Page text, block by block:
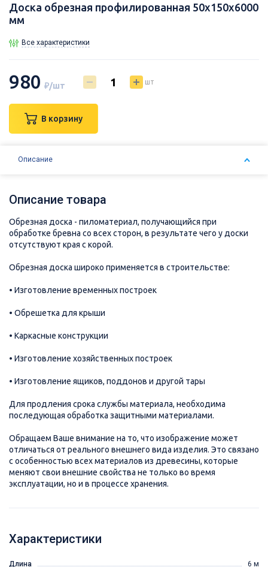
Доска обрезная профилированная 50х150х6000
мм
Все характеристики
980 ₽/шт шт
В корзину
Описание
Описание товара
Обрезная доска - пиломатериал, получающийся при
обработке бревна со всех сторон, в результате чего у доски
отсутствуют края с корой.
Обрезная доска широко применяется в строительстве:
• Изготовление временных построек
• Обрешетка для крыши
• Каркасные конструкции
• Изготовление хозяйственных построек
• Изготовление ящиков, поддонов и другой тары
Для продления срока службы материала, необходима
последующая обработка защитными материалами.
Обращаем Ваше внимание на то, что изображение может
отличаться от реального внешнего вида изделия. Это связано
с особенностью всех материалов из древесины, которые
меняют свои внешние свойства не только во время
эксплуатации, но и в процессе хранения.
Характеристики
Длина 6 м